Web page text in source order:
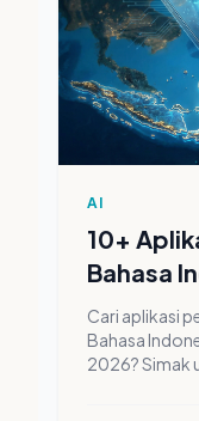
AI
10+
Bahasa
Era Baru
Cari aplikasi
Bahasa
2026? Simak